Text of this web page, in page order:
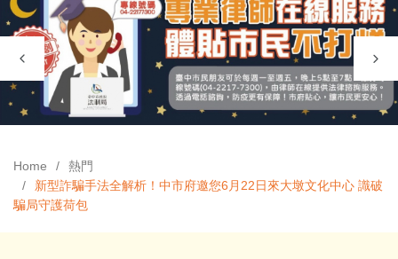
Home
熱門
新型詐騙手法全解析！中市府邀您6月22日來大墩文化中心 識破
騙局守護荷包